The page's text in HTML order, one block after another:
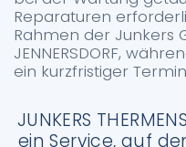
Reparaturen
Rahmen der Junkers
JENNERSDORF,
ein kurzfristiger
JUNKERS
ein Service, auf